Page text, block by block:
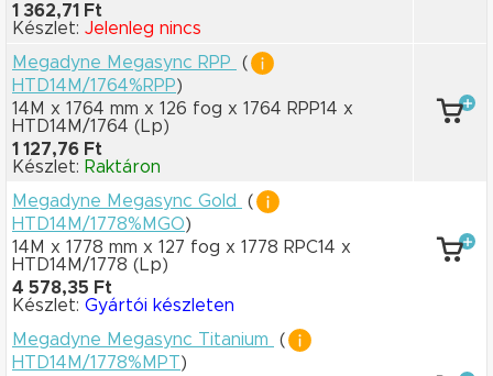
1 362,71 Ft
Készlet: Jelenleg nincs
Megadyne Megasync RPP
(
HTD14M/1764%RPP)
14M x 1764 mm x 126 fog x 1764 RPP14 x
HTD14M/1764 (Lp)
1 127,76 Ft
Készlet: Raktáron
Megadyne Megasync Gold
(
HTD14M/1778%MGO)
14M x 1778 mm x 127 fog x 1778 RPC14 x
HTD14M/1778 (Lp)
4 578,35 Ft
Készlet: Gyártói készleten
Megadyne Megasync Titanium
(
HTD14M/1778%MPT)